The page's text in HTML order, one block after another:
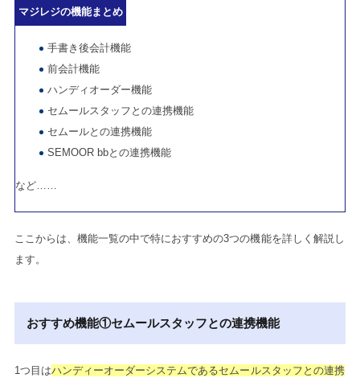
マジレジの機能まとめ
手書き後会計機能
前会計機能
ハンディオーダー機能
セムールスタッフとの連携機能
セムールとの連携機能
SEMOOR bbとの連携機能
など……
ここからは、機能一覧の中で特におすすめの3つの機能を詳しく解説し
ます。
おすすめ機能①セムールスタッフとの連携機能
1つ目はハンディーオーダーシステムであるセムールスタッフとの連携